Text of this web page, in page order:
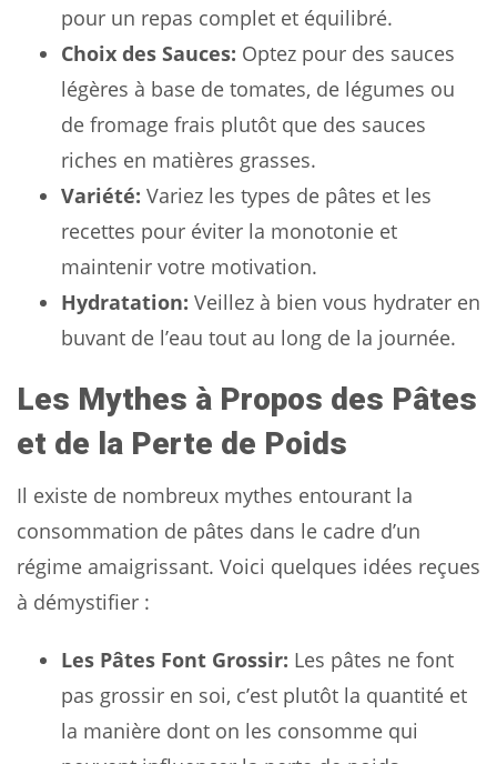
pour un repas complet et équilibré.
Choix des Sauces: Optez pour des sauces
légères à base de tomates, de légumes ou
de fromage frais plutôt que des sauces
riches en matières grasses.
Variété: Variez les types de pâtes et les
recettes pour éviter la monotonie et
maintenir votre motivation.
Hydratation: Veillez à bien vous hydrater en
buvant de l’eau tout au long de la journée.
Les Mythes à Propos des Pâtes
et de la Perte de Poids
Il existe de nombreux mythes entourant la
consommation de pâtes dans le cadre d’un
régime amaigrissant. Voici quelques idées reçues
à démystifier :
Les Pâtes Font Grossir: Les pâtes ne font
pas grossir en soi, c’est plutôt la quantité et
la manière dont on les consomme qui